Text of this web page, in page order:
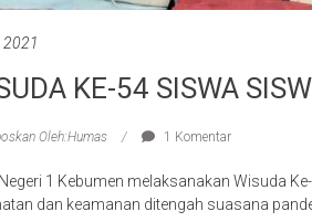
2021
KE-54 SISWA
Oleh:Humas 1 Komentar
1 Kebumen melaksanakan Wisuda
dan keamanan ditengah suasana